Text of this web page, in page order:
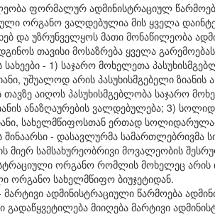
ფორმალურ ადმინისტრაციულ
ორგანო ვალდებულია მის ყველა
და უზრუნველყოს მათი მონაწილეობა
თავისი მოსაზრება ყველა
სახეები - 1) საჯარო მოხელეთა
უშუალოდ არის პასუხისმგებელი
აიღოს პასუხისმგებლობა საჯარო
ანაზღაურების ვალდებულება; 3)
სახელმწიფოსთან ერთად
- დასავლურმა სამართლებრივმა
მიერ სამსახურეობრივი მოვალეობის
ორგანო რომლის მოხელეც
ორგანო სახელმწიფო ბიუჯეტიდან.
- მარტივი ადმინისტრაციული წარმოება
გადაწყვეტილება მიიღება მარტივი